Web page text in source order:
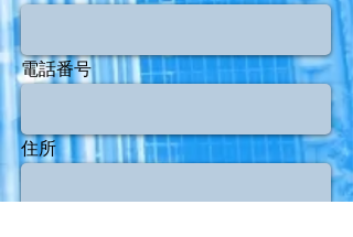
電話番号
住所